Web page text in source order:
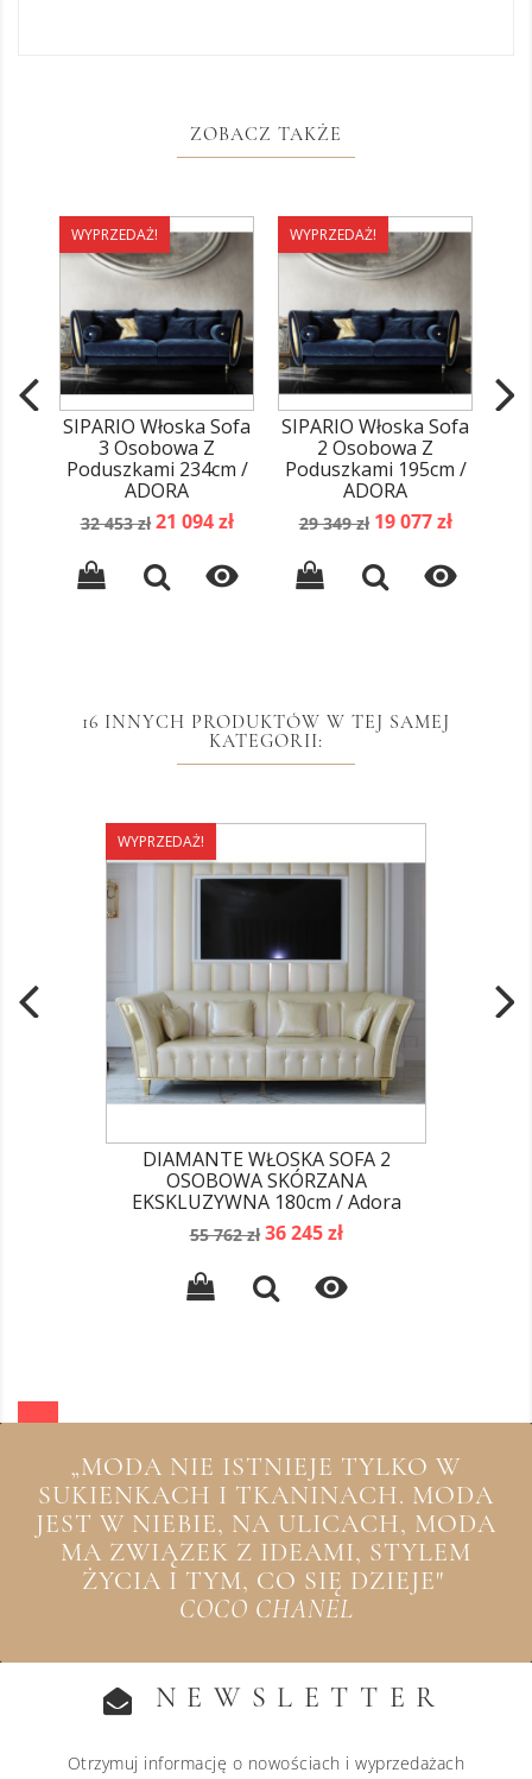
ZOBACZ TAKŻE
WYPRZEDAŻ!
SIPARIO Włoska Sofa
3 Osobowa Z
Poduszkami 234cm /
ADORA
Cena
32 453 zł Cena
21 094 zł

WYPRZEDAŻ!
SIPARIO Włoska Sofa
2 Osobowa Z
Poduszkami 195cm /
ADORA
Cena
29 349 zł Cena
19 077 zł

16 INNYCH PRODUKTÓW W TEJ SAMEJ
KATEGORII:
WYPRZEDAŻ!
DIAMANTE WŁOSKA SOFA 2
OSOBOWA SKÓRZANA
EKSKLUZYWNA 180cm / Adora
Cena
55 762 zł Cena
36 245 zł

„MODA NIE ISTNIEJE TYLKO W
SUKIENKACH I TKANINACH. MODA
JEST W NIEBIE, NA ULICACH, MODA
MA ZWIĄZEK Z IDEAMI, STYLEM
ŻYCIA I TYM, CO SIĘ DZIEJE"
COCO CHANEL
NEWSLETTER
Otrzymuj informację o nowościach i wyprzedażach